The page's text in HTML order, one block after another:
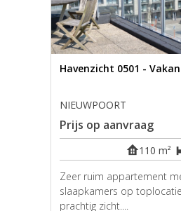
Havenzicht 0501 -
NIEUWPOORT
Prijs op aanvraag
110 m²
Zeer ruim appartement
slaapkamers op
prachtig zicht....